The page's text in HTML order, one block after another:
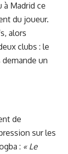
Madrid ce
du joueur.
alors
clubs : le
un
de
sur les
: « Le